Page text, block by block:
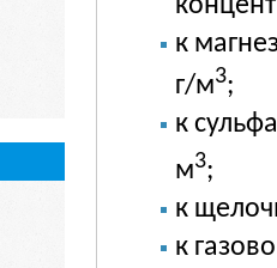
к
г/м3;
к
м3;
к
к